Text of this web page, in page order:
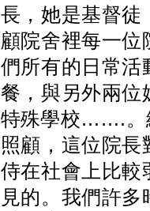
長，她是基督徒
顧院舍裡每一位
們所有的日常活
餐，與另外兩位
特殊學校…….。
照顧，這位院
侍在社會上比較
見的。我們許